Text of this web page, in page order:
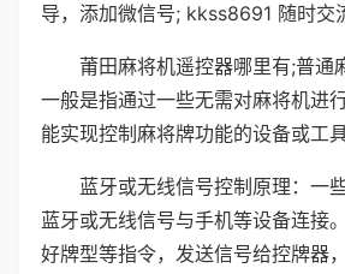
导，添加微信号; kkss8691 随时交
莆田麻将机遥控器哪里有;普通
一般是指通过一些无需对麻将机进
能实现控制麻将牌功能的设备或工具
蓝牙或无线信号控制原理：一
蓝牙或无线信号与手机等设备连接
好牌型等指令，发送信号给控牌器